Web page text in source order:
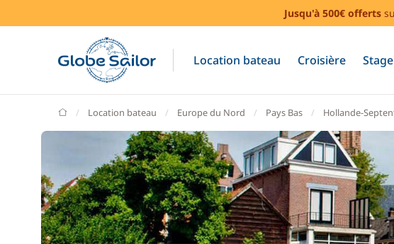
Jusqu'à 500€ offerts
Location bateau Croisière Stage
GlobeSailor
Location bateau Europe du Nord Pays Bas Hollande-